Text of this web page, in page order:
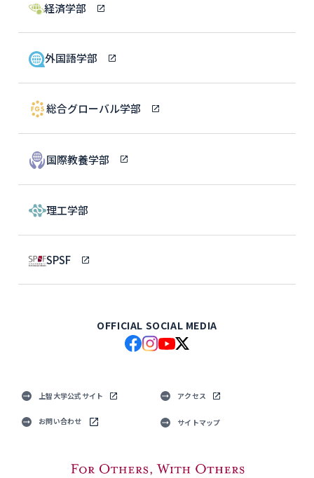
経済学部
外国語学部
総合グローバル学部
国際教養学部
理工学部
SPSF
OFFICIAL SOCIAL MEDIA
上智大学公式サイト アクセス
お問い合わせ サイトマップ